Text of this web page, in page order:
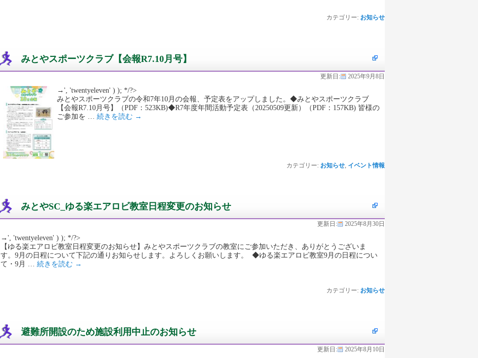
カテゴリー: お知らせ
みとやスポーツクラブ【会報R7.10月号】
更新日: 2025年9月8日
→', 'twentyeleven' ) ); */?>
みとやスポーツクラブの令和7年10月の会報、予定表をアップしました。◆みとやスポーツクラブ
【会報R7.10月号】（PDF：523KB)◆R7年度年間活動予定表（20250509更新）（PDF：157KB) 皆様の
ご参加を … 続きを読む →
カテゴリー: お知らせ イベント情報
みとやSC_ゆる楽エアロビ教室日程変更のお知らせ
更新日: 2025年8月30日
→', 'twentyeleven' ) ); */?>
【ゆる楽エアロビ教室日程変更のお知らせ】みとやスポーツクラブの教室にご参加いただき、ありがとうございま
す。9月の日程について下記の通りお知らせします。よろしくお願いします。 ◆ゆる楽エアロビ教室9月の日程につい
て・9月 … 続きを読む →
カテゴリー: お知らせ
避難所開設のため施設利用中止のお知らせ
更新日: 2025年8月10日